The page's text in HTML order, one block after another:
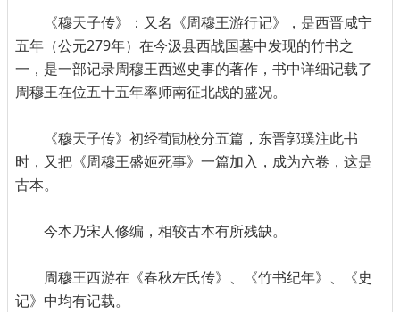
《穆天子传》：又名《周穆王游行记》，是西晋咸宁
五年（公元279年）在今汲县西战国墓中发现的竹书之
一，是一部记录周穆王西巡史事的著作，书中详细记载了
周穆王在位五十五年率师南征北战的盛况。
《穆天子传》初经荀勖校分五篇，东晋郭璞注此书
时，又把《周穆王盛姬死事》一篇加入，成为六卷，这是
古本。
今本乃宋人修编，相较古本有所残缺。
周穆王西游在《春秋左氏传》、《竹书纪年》、《史
记》中均有记载。